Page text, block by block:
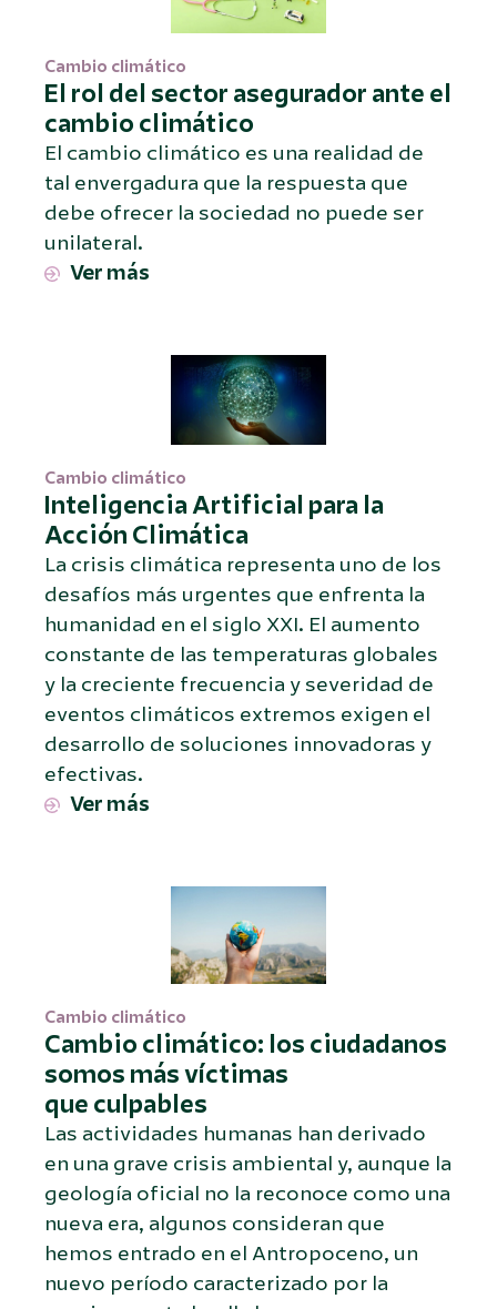
Cambio climático
El rol del sector asegurador ante el
cambio climático
El cambio climático es una realidad de
tal envergadura que la respuesta que
debe ofrecer la sociedad no puede ser
unilateral.
Ver más
Cambio climático
Inteligencia Artificial para la
Acción Climática
La crisis climática representa uno de los
desafíos más urgentes que enfrenta la
humanidad en el siglo XXI. El aumento
constante de las temperaturas globales
y la creciente frecuencia y severidad de
eventos climáticos extremos exigen el
desarrollo de soluciones innovadoras y
efectivas.
Ver más
Cambio climático
Cambio climático: los ciudadanos
somos más víctimas
que culpables
Las actividades humanas han derivado
en una grave crisis ambiental y, aunque la
geología oficial no la reconoce como una
nueva era, algunos consideran que
hemos entrado en el Antropoceno, un
nuevo período caracterizado por la